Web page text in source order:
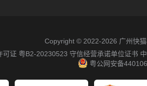
Copyright © 2022-2026 广州快
可证 粤B2-20230523 守信经营承诺单位证书中
粤公网安备